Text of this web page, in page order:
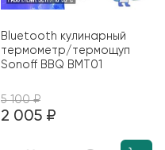
Bluetooth кулинарный
термометр/термощуп
Sonoff BBQ BMT01
5 100 ₽
2 005 ₽